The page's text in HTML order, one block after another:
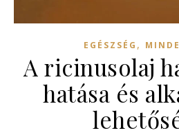
EGÉSZSÉG ,
A ricinusolaj
hatása és